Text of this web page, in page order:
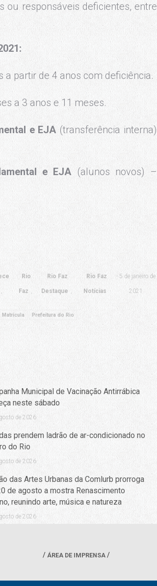
ou responsáveis deficientes, entre
a partir de 4 anos com deficiência.
a 3 anos e 11 meses.
e EJA (transferência interna)
e EJA (alunos novos) –
Rio
Faz
Rio Faz
Destaque
Rio Faz
Notícias
5 de janeiro de
2021
Matrícula Prefeitura do Rio
Municipal de Vacinação Antirrábica
neste sábado
de 2026
prendem ladrão de ar-condicionado no
do Rio
de 2026
das Artes Urbanas da Comlurb prorroga
de agosto a mostra Renascimento
reunindo arte, música e natureza
de 2026
ÁREA DE IMPRENSA